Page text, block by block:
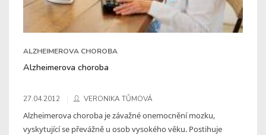
ALZHEIMEROVA CHOROBA
Alzheimerova choroba
27.04.2012 VERONIKA TŮMOVÁ
Alzheimerova choroba je závažné onemocnění mozku,
vyskytující se převážně u osob vysokého věku. Postihuje